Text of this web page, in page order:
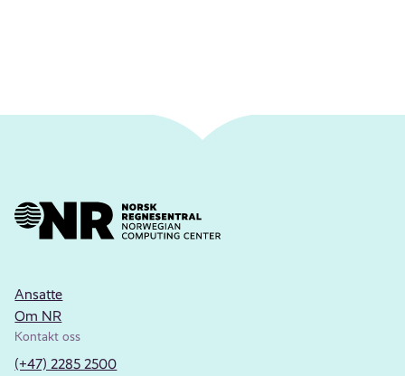
Ansatte
Om NR
Kontakt oss
(+47) 2285 2500